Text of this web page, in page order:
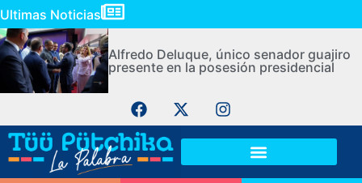
Ultimas Noticias
Alfredo Deluque, único senador guajiro
presente en la posesión presidencial